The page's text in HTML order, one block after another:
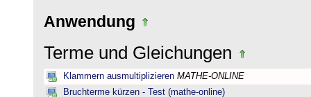
Anwendung
Terme und Gleichungen
Klammern ausmultiplizieren MATHE-ONLINE
Bruchterme kürzen - Test (mathe-online)